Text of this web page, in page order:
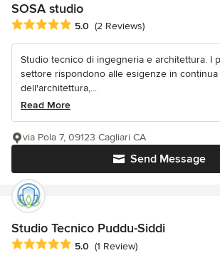
SOSA studio
Average rating: 5 out of 5 stars
5.0 (2 Reviews)
Studio tecnico di ingegneria e architettura. I
settore rispondono alle esigenze in
dell'architettura,...
Read More
Send Message
via Pola 7, 09123 Cagliari CA
Studio Tecnico Puddu-Siddi
Average rating: 5 out of 5 stars
5.0 (1 Review)